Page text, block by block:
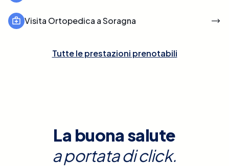
Visita Ortopedica a Soragna
Tutte le prestazioni prenotabili
La buona salute
a portata di click.